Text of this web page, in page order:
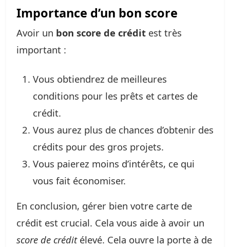
Importance d’un bon score
Avoir un bon score de crédit est très
important :
Vous obtiendrez de meilleures
conditions pour les prêts et cartes de
crédit.
Vous aurez plus de chances d’obtenir des
crédits pour des gros projets.
Vous paierez moins d’intérêts, ce qui
vous fait économiser.
En conclusion, gérer bien votre carte de
crédit est crucial. Cela vous aide à avoir un
score de créditélevé. Cela ouvre la porte à de